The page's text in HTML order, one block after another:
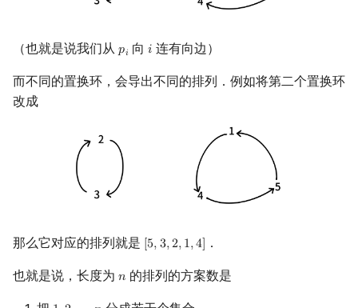
（也就是说我们从 𝑝𝑖
pi 向𝑖
i 连有向边）
而不同的置换环，会导出不同的排列．例如将第二个置换环
改成
那么它对应的排列就是 [5,3,2,1,4]
[5, 3,2,1, 4] ．
也就是说，长度为 𝑛
n 的排列的方案数是